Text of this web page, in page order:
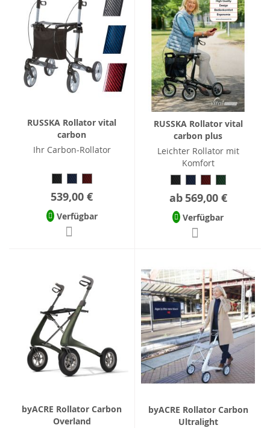
RUSSKA Rollator vital
carbon
Ihr Carbon-Rollator
539,00 €
Verfügbar
RUSSKA Rollator vital
carbon plus
Leichter Rollator mit
Komfort
ab 569,00 €
Verfügbar
byACRE Rollator Carbon
Overland
byACRE Rollator Carbon
Ultralight